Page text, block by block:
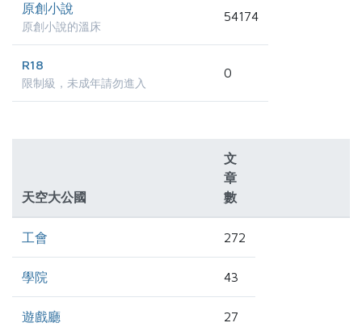
原創小說
原創小說的溫床
54174
R18
限制級，未成年請勿進入
0
天空大公國
文
章
數
工會 272
學院 43
遊戲廳 27